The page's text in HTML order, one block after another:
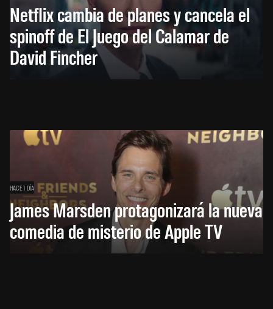
Netflix cambia de planes y cancela el
spinoff de El Juego del Calamar de
David Fincher
HACE 1 DÍA
James Marsden protagonizará la nueva
comedia de misterio de Apple TV